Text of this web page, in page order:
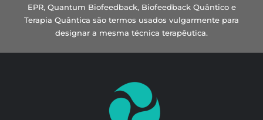
EPR, Quantum Biofeedback, Biofeedback Quântico e
Terapia Quântica são termos usados vulgarmente para
designar a mesma técnica terapêutica.